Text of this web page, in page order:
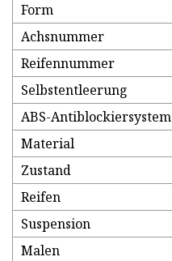
Form
Achsnummer
Reifennummer
Selbstentleerung
ABS-Antiblockiersystem
Material
Zustand
Reifen
Suspension
Malen